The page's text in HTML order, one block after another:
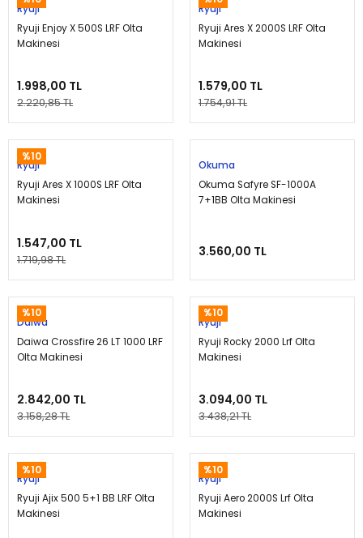
Ryuji
Ryuji Enjoy X 500S LRF Olta
Makinesi
1.998,00 TL
2.220,85 TL
Ryuji
Ryuji Ares X 2000S LRF Olta
Makinesi
1.579,00 TL
1.754,91 TL
%10
Ryuji
Ryuji Ares X 1000S LRF Olta
Makinesi
1.547,00 TL
1.719,98 TL
Okuma
Okuma Safyre SF-1000A
7+1BB Olta Makinesi
3.560,00 TL
%10
Daiwa
Daiwa Crossfire 26 LT 1000 LRF
Olta Makinesi
2.842,00 TL
3.158,28 TL
%10
Ryuji
Ryuji Rocky 2000 Lrf Olta
Makinesi
3.094,00 TL
3.438,21 TL
%10
Ryuji
Ryuji Ajix 500 5+1 BB LRF Olta
Makinesi
%10
Ryuji
Ryuji Aero 2000S Lrf Olta
Makinesi